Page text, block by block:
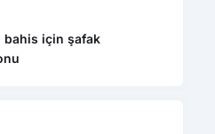
bahis için şafak